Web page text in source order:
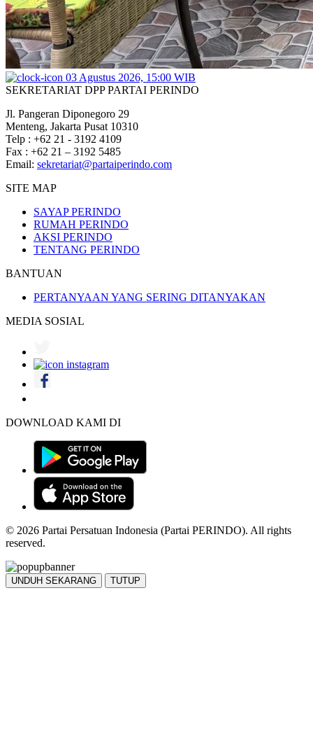
03 Agustus 2026, 15:00 WIB
SEKRETARIAT DPP PARTAI PERINDO
Jl. Pangeran Diponegoro 29
Menteng, Jakarta Pusat 10310
Telp : +62 21 - 3192 4109
Fax : +62 21 – 3192 5485
Email: sekretariat@partaiperindo.com
SITE MAP
SAYAP PERINDO
RUMAH PERINDO
AKSI PERINDO
TENTANG PERINDO
BANTUAN
PERTANYAAN YANG SERING DITANYAKAN
MEDIA SOSIAL
DOWNLOAD KAMI DI
© 2026 Partai Persatuan Indonesia (Partai PERINDO). All rights
reserved.
UNDUH SEKARANG TUTUP